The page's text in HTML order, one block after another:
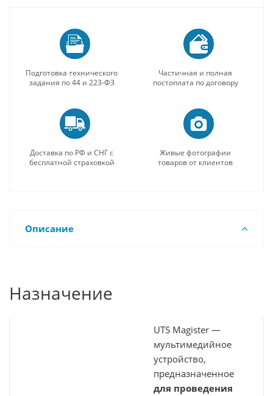
Подготовка технического
задания по 44 и 223-ФЗ
Частичная и полная
постоплата по договору
Доставка по РФ и СНГ с
бесплатной страховкой
Живые фотографии
товаров от клиентов
Описание
Назначение
UTS Magister —
мультимедийное
устройство,
предназначенное
для проведения